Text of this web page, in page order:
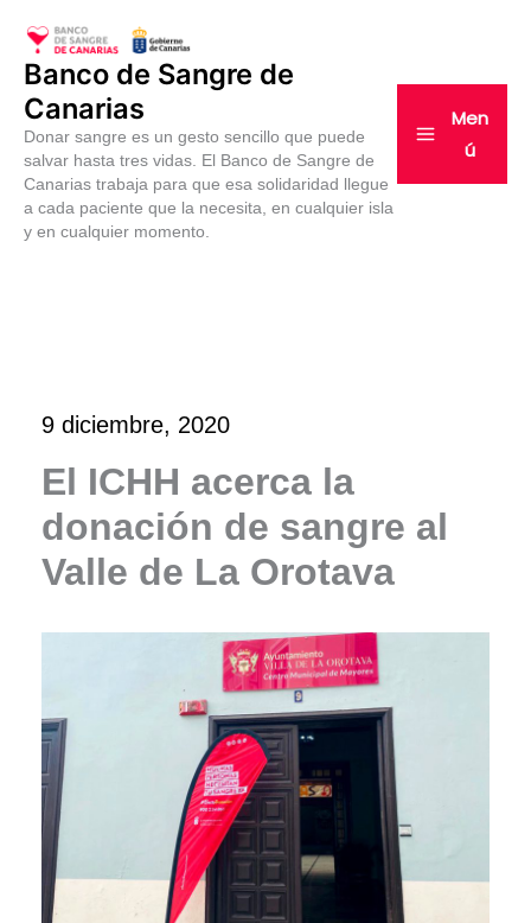
contenido
Banco de Sangre de
Canarias
Donar sangre es un gesto sencillo que puede
salvar hasta tres vidas. El Banco de Sangre de
Canarias trabaja para que esa solidaridad llegue
a cada paciente que la necesita, en cualquier isla
y en cualquier momento.
Men
ú
9 diciembre, 2020
El ICHH acerca la
donación de sangre al
Valle de La Orotava